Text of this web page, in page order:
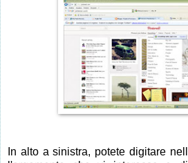
In alto a sinistra, potete digitare